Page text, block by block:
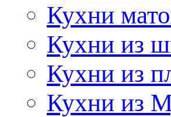
Кухни
Кухни из
Кухни из
Кухни из